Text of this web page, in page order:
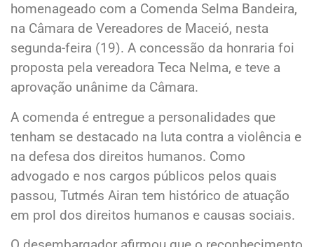
homenageado com a Comenda Selma Bandeira,
na Câmara de Vereadores de Maceió, nesta
segunda-feira (19). A concessão da honraria foi
proposta pela vereadora Teca Nelma, e teve a
aprovação unânime da Câmara.
A comenda é entregue a personalidades que
tenham se destacado na luta contra a violência e
na defesa dos direitos humanos. Como
advogado e nos cargos públicos pelos quais
passou, Tutmés Airan tem histórico de atuação
em prol dos direitos humanos e causas sociais.